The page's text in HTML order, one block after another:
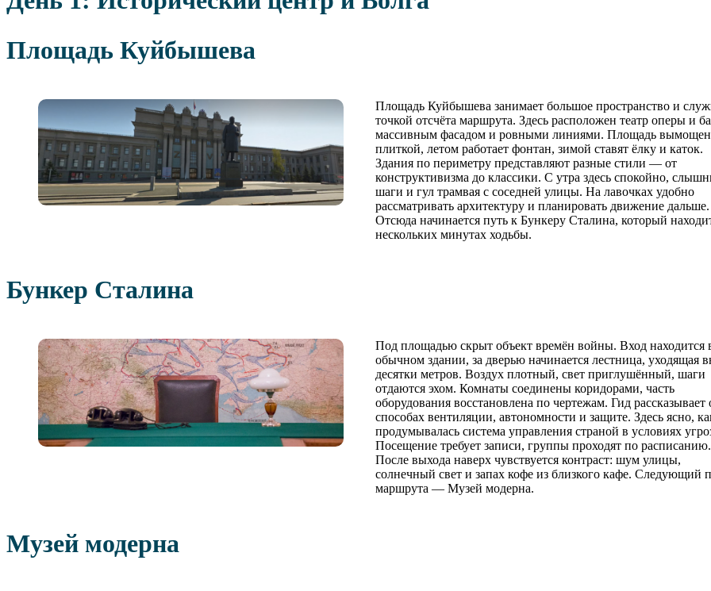
Площадь Куйбышева
Площадь Куйбышева занимает большое пространство и
точкой отсчёта маршрута. Здесь расположен театр оперы и
массивным фасадом и ровными линиями. Площадь
плиткой, летом работает фонтан, зимой ставят ёлку и каток.
Здания по периметру представляют разные стили — от
конструктивизма до классики. С утра здесь спокойно,
шаги и гул трамвая с соседней улицы. На лавочках удобно
рассматривать архитектуру и планировать движение дальше.
Отсюда начинается путь к Бункеру Сталина, который
нескольких минутах ходьбы.
Бункер Сталина
Под площадью скрыт объект времён войны. Вход находится
обычном здании, за дверью начинается лестница, уходящая
десятки метров. Воздух плотный, свет приглушённый, шаги
отдаются эхом. Комнаты соединены коридорами, часть
оборудования восстановлена по чертежам. Гид рассказывает
способах вентиляции, автономности и защите. Здесь ясно,
продумывалась система управления страной в условиях
Посещение требует записи, группы проходят по расписанию.
После выхода наверх чувствуется контраст: шум улицы,
солнечный свет и запах кофе из близкого кафе. Следующий
маршрута — Музей модерна.
Музей модерна